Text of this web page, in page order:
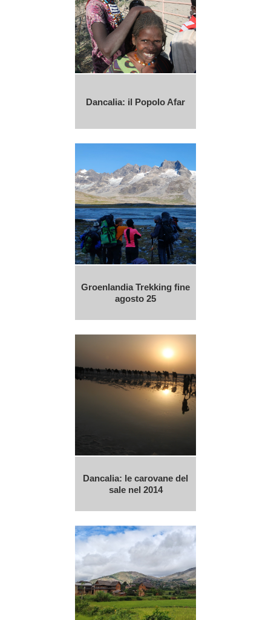
Dancalia: il Popolo Afar
Groenlandia Trekking fine
agosto 25
Dancalia: le carovane del
sale nel 2014